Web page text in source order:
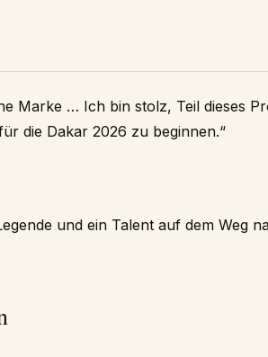
Marke … Ich bin stolz, Teil dieses
die Dakar 2026 zu beginnen.“
und ein Talent auf dem Weg